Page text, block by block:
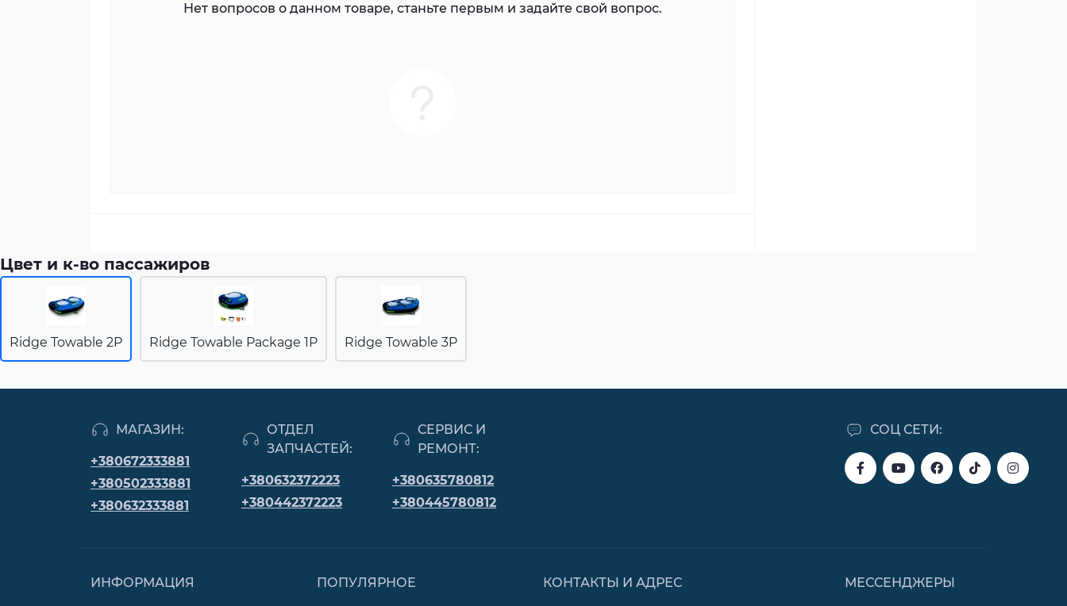
Нет вопросов о данном товаре, станьте первым и задайте свой вопрос.
Цвет и к-во пассажиров
Ridge Towable 2P Ridge Towable Package 1P Ridge Towable 3P
МАГАЗИН:
+380672333881
+380502333881
+380632333881
ОТДЕЛ
ЗАПЧАСТЕЙ:
+380632372223
+380442372223
СЕРВИС И
РЕМОНТ:
+380635780812
+380445780812
СОЦ СЕТИ:
ИНФОРМАЦИЯ ПОПУЛЯРНОЕ КОНТАКТЫ И АДРЕС МЕССЕНДЖЕРЫ